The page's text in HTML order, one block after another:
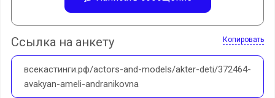
Ссылка на анкету Копировать
всекастинги.рф/actors-and-models/akter-deti/372464-
avakyan-ameli-andranikovna